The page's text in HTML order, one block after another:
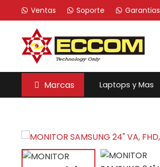
Ventas Soporte Garantias
Marcas Laptops y Mas